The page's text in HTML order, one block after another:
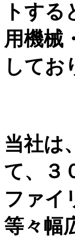
トす
用機械
してお
当社は
て、３
ファイ
等々幅